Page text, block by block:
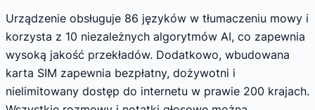
Urządzenie obsługuje 86 języków w tłumaczeniu mowy i
korzysta z 10 niezależnych algorytmów AI, co zapewnia
wysoką jakość przekładów. Dodatkowo, wbudowana
karta SIM zapewnia bezpłatny, dożywotni i
nielimitowany dostęp do internetu w prawie 200 krajach.